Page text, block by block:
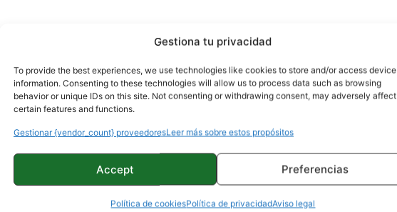
Gestiona tu privacidad
To provide the best experiences, we use technologies like cookies to store and/or access device
information. Consenting to these technologies will allow us to process data such as browsing
behavior or unique IDs on this site. Not consenting or withdrawing consent, may adversely affect
certain features and functions.
Gestionar {vendor_count} proveedoresLeer más sobre estos propósitos
Accept Preferencias
Política de cookiesPolítica de privacidadAviso legal